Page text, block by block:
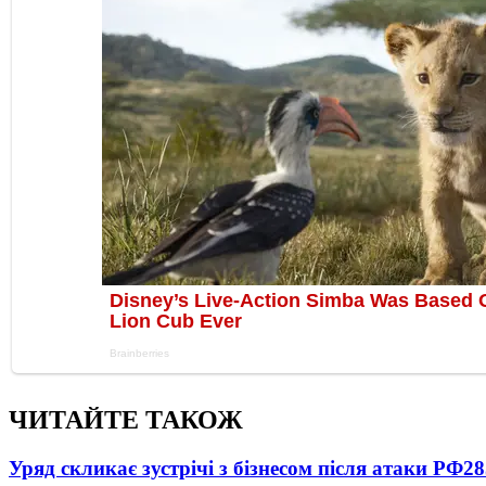
ЧИТАЙТЕ ТАКОЖ
Уряд скликає зустрічі з бізнесом після атаки РФ